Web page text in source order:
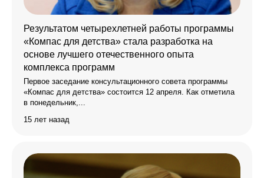
Результатом четырехлетней работы программы
«Компас для детства» стала разработка на
основе лучшего отечественного опыта
комплекса программ
Первое заседание консультационного совета программы
«Компас для детства» состоится 12 апреля. Как отметила
в понедельник,...
15 лет назад